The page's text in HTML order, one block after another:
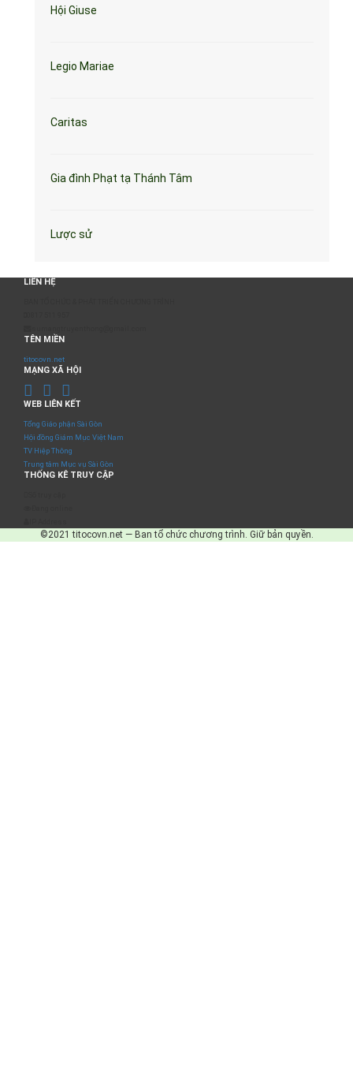
Hội Giuse
Legio Mariae
Caritas
Gia đình Phạt tạ Thánh Tâm
Lược sử
LIÊN HỆ
TÊN MIỀN
titocovn.net
MẠNG XÃ HỘI
WEB LIÊN KẾT
Tổng Giáo phận Sài Gòn
Hội đồng Giám Mục Việt Nam
TV Hiệp Thông
Trung tâm Mục vụ Sài Gòn
THỐNG KÊ TRUY CẬP
©2021 titocovn.net — Ban tổ chức chương trình. Giữ bản quyền.